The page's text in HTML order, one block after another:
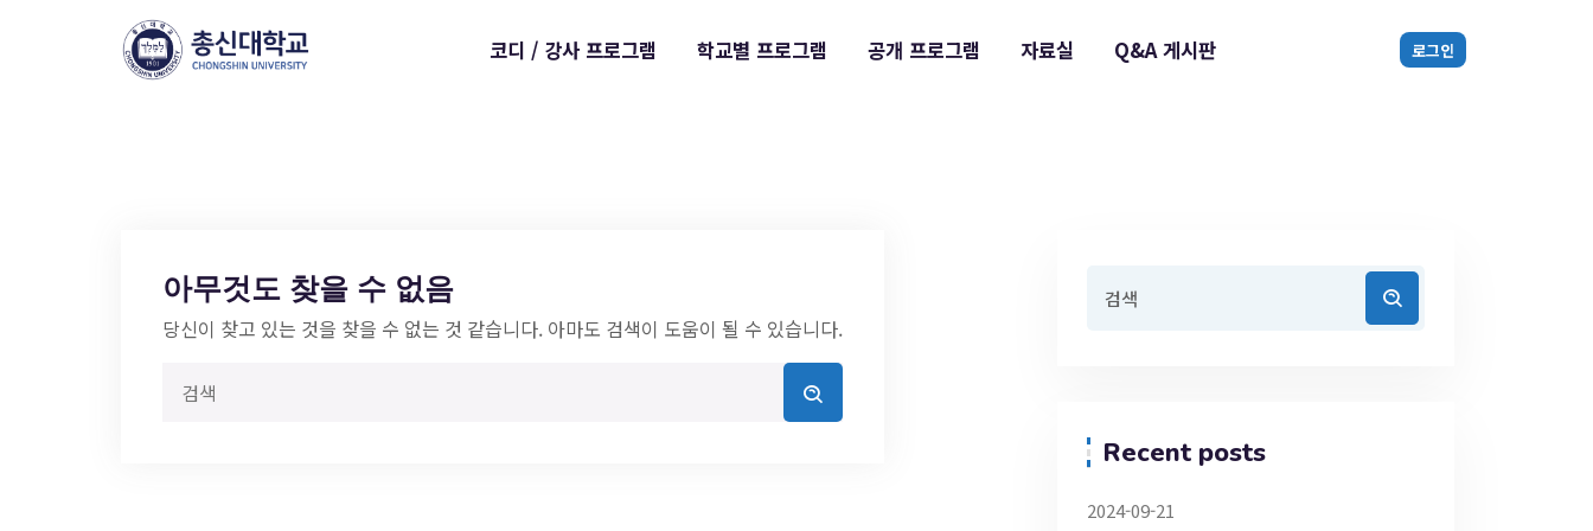
코디 / 강사 프로그램 학교별 프로그램 공개 프로그램 자료실 Q&A 게시판 로그인
아무것도 찾을 수 없음
당신이 찾고 있는 것을 찾을 수 없는 것 같습니다. 아마도 검색이 도움이 될 수 있습니다.
Recent posts
2024-09-21